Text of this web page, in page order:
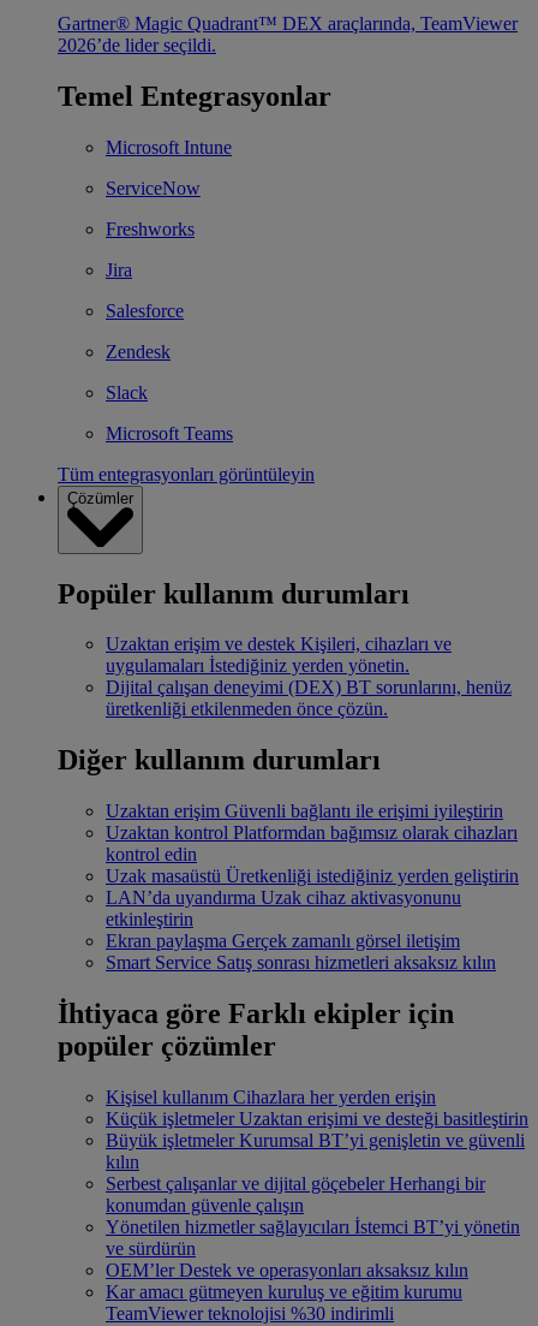
Gartner® Magic Quadrant™ DEX araçlarında, TeamViewer
2026’de lider seçildi.
Temel Entegrasyonlar
Microsoft Intune
ServiceNow
Freshworks
Jira
Salesforce
Zendesk
Slack
Microsoft Teams
Tüm entegrasyonları görüntüleyin
Çözümler
Popüler kullanım durumları
Uzaktan erişim ve destek Kişileri, cihazları ve
uygulamaları İstediğiniz yerden yönetin.
Dijital çalışan deneyimi (DEX) BT sorunlarını, henüz
üretkenliği etkilenmeden önce çözün.
Diğer kullanım durumları
Uzaktan erişim Güvenli bağlantı ile erişimi iyileştirin
Uzaktan kontrol Platformdan bağımsız olarak cihazları
kontrol edin
Uzak masaüstü Üretkenliği istediğiniz yerden geliştirin
LAN’da uyandırma Uzak cihaz aktivasyonunu
etkinleştirin
Ekran paylaşma Gerçek zamanlı görsel iletişim
Smart Service Satış sonrası hizmetleri aksaksız kılın
İhtiyaca göre Farklı ekipler için
popüler çözümler
Kişisel kullanım Cihazlara her yerden erişin
Küçük işletmeler Uzaktan erişimi ve desteği basitleştirin
Büyük işletmeler Kurumsal BT’yi genişletin ve güvenli
kılın
Serbest çalışanlar ve dijital göçebeler Herhangi bir
konumdan güvenle çalışın
Yönetilen hizmetler sağlayıcıları İstemci BT’yi yönetin
ve sürdürün
OEM’ler Destek ve operasyonları aksaksız kılın
Kar amacı gütmeyen kuruluş ve eğitim kurumu
TeamViewer teknolojisi %30 indirimli